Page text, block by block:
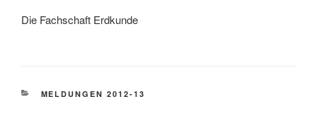
Die Fachschaft Erdkunde
KATEGORIEN
MELDUNGEN 2012-13